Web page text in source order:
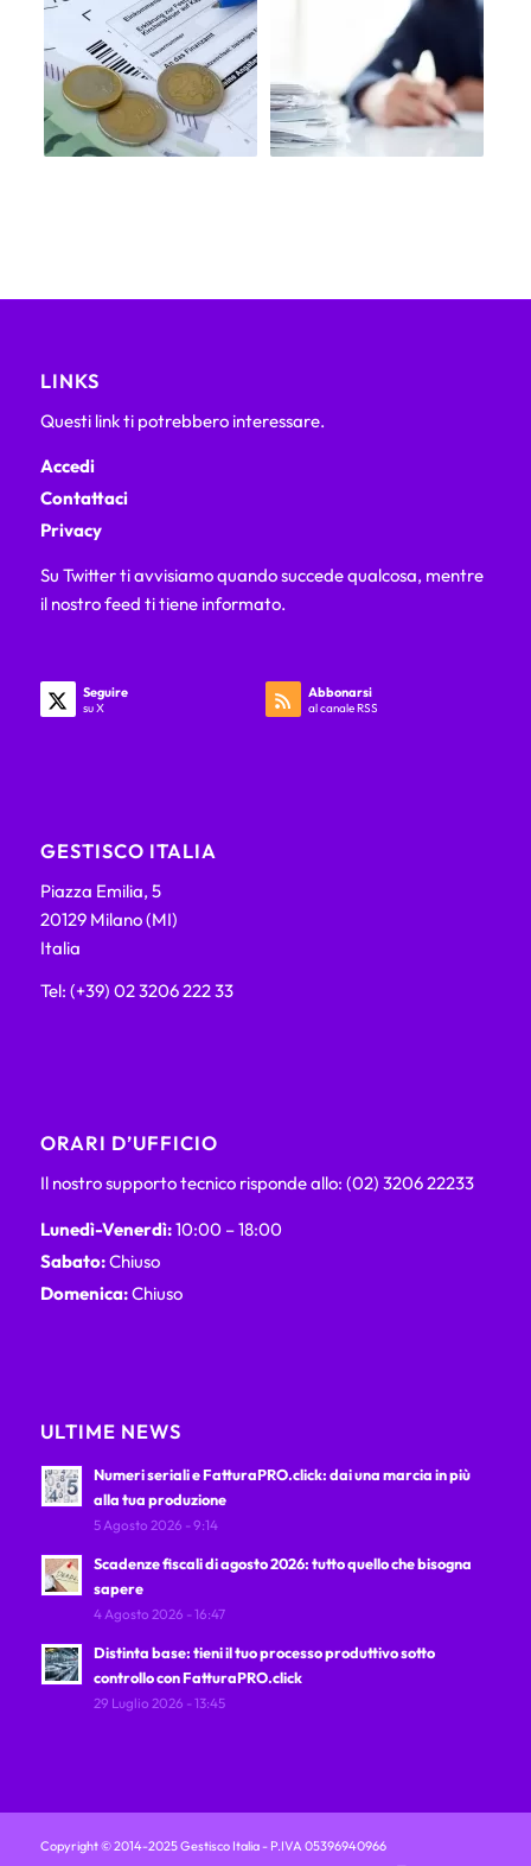
LINKS
Questi link ti potrebbero interessare.
Accedi
Contattaci
Privacy
Su Twitter ti avvisiamo quando succede qualcosa, mentre
il nostro feed ti tiene informato.
Seguire
su X
Abbonarsi
al canale RSS
GESTISCO ITALIA
Piazza Emilia, 5
20129 Milano (MI)
Italia
Tel: (+39) 02 3206 222 33
ORARI D’UFFICIO
Il nostro supporto tecnico risponde allo: (02) 3206 22233
Lunedì-Venerdì:10:00 – 18:00
Sabato:Chiuso
Domenica:Chiuso
ULTIME NEWS
Numeri seriali e FatturaPRO.click: dai una marcia in più
alla tua produzione
5 Agosto 2026 - 9:14
Scadenze fiscali di agosto 2026: tutto quello che bisogna
sapere
4 Agosto 2026 - 16:47
Distinta base: tieni il tuo processo produttivo sotto
controllo con FatturaPRO.click
29 Luglio 2026 - 13:45
Copyright © 2014-2025 Gestisco Italia - P.IVA 05396940966